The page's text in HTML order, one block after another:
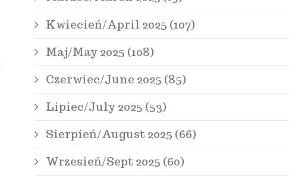
Kwiecień/April 2025 (107)
Maj/May 2025 (108)
Czerwiec/June 2025 (85)
Lipiec/July 2025 (53)
Sierpień/August 2025 (66)
Wrzesień/Sept 2025 (60)